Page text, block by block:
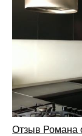
Отзыв Романа